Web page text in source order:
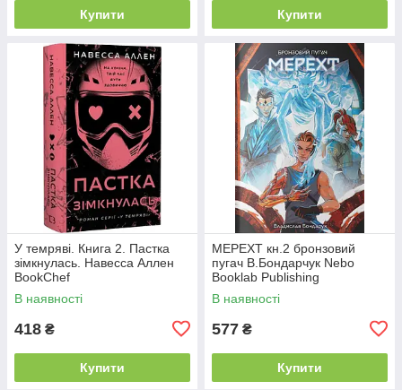
Купити Купити
У темряві. Книга 2. Пастка
зімкнулась. Навесса Аллен
BookChef
В наявності
418 ₴
Купити
МЕРЕХТ кн.2 бронзовий
пугач В.Бондарчук Nebo
Booklab Publishing
В наявності
577 ₴
Купити